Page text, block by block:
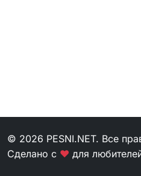
© 2026 PESNI.NET. Все
Сделано с ❤ для